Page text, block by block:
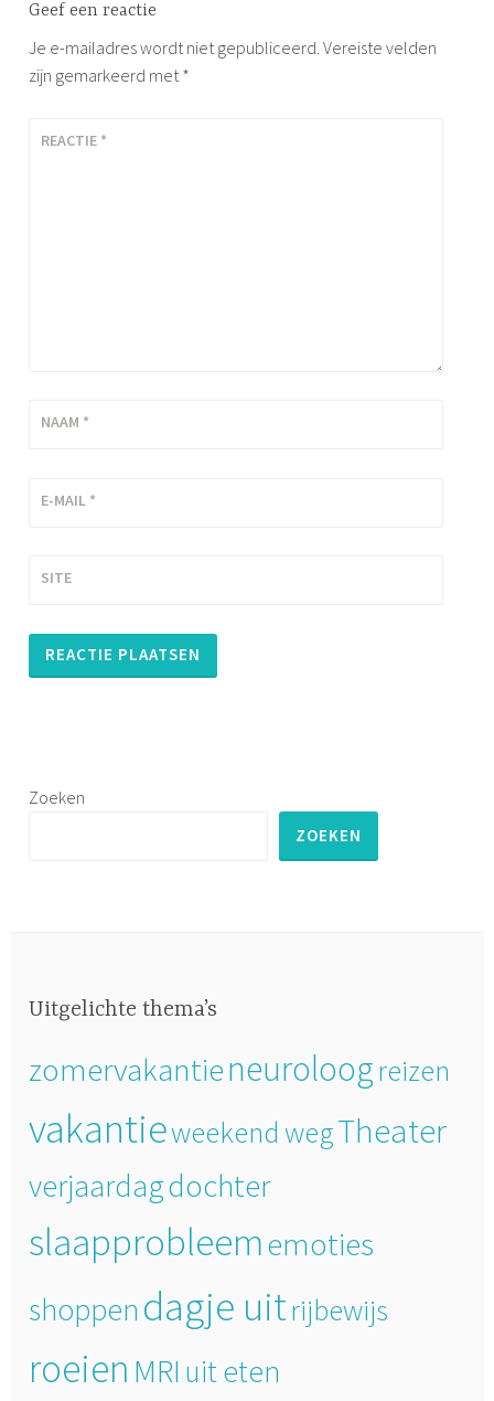
Geef een reactie
Je e-mailadres wordt niet gepubliceerd. Vereiste velden
zijn gemarkeerd met*
REACTIE *
NAAM *
E-MAIL *
SITE
Zoeken
ZOEKEN
Uitgelichte thema’s
zomervakantieneuroloogreizen
vakantieweekend wegTheater
verjaardagdochter
slaapprobleememoties
shoppen dagje uitrijbewijs
roeien MRI uit eten